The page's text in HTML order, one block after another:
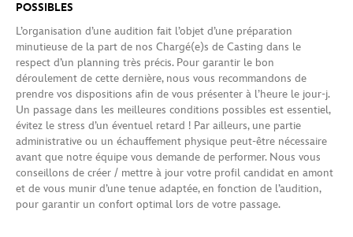
POSSIBLES
L’organisation d’une audition fait l’objet d’une préparation
minutieuse de la part de nos Chargé(e)s de Casting dans le
respect d’un planning très précis. Pour garantir le bon
déroulement de cette dernière, nous vous recommandons de
prendre vos dispositions afin de vous présenter à l’heure le jour-j.
Un passage dans les meilleures conditions possibles est essentiel,
évitez le stress d’un éventuel retard ! Par ailleurs, une partie
administrative ou un échauffement physique peut-être nécessaire
avant que notre équipe vous demande de performer. Nous vous
conseillons de créer / mettre à jour votre profil candidat en amont
et de vous munir d’une tenue adaptée, en fonction de l’audition,
pour garantir un confort optimal lors de votre passage.